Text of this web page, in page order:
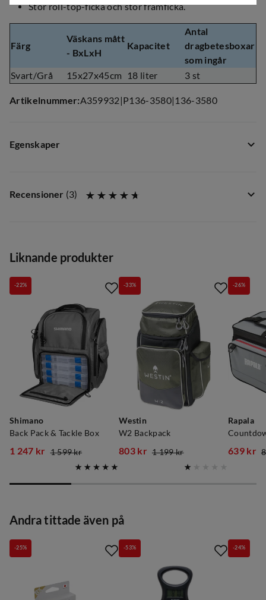
Stor roll-top-ficka och stor framficka.
Färg
Väskans mått
- BxLxH
Kapacitet
Antal
dragbetesboxar
som ingår
Svart/Grå
15x27x45cm 18 liter 3 st
Artikelnummer:A359932 |P136-3580| 136-3580
Egenskaper
Storlek:One size
Recensioner (3)
5.0
Baserat på 1 betyg
KIMMO JRVENSIVU 3 år sedan
Verified by Trustvoice
Liknande produkter
Shimano
Back Pack & Tackle Box
-22%
1 247 kr 1 599 kr
Westin
W2 Backpack
-33%
803 kr 1 199 kr
Rapala
-26%
639 kr
Andra tittade även på
-25% -53% -24%